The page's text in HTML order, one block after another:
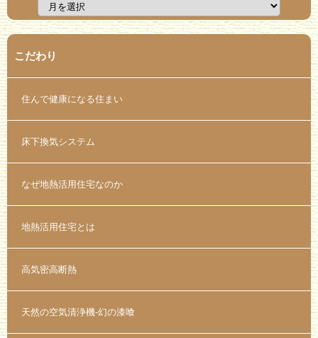
こだわり
住んで健康になる住まい
床下換気システム
なぜ地熱活用住宅なのか
地熱活用住宅とは
高気密高断熱
天然の空気清浄機-幻の漆喰